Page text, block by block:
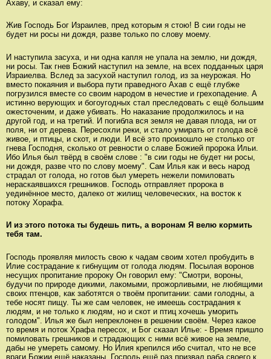
Ахаву, и сказал ему:
Жив Господь Бог Израилев, пред которым я стою! В сии годы не
будет ни росы ни дождя, разве только по слову моему.
И наступила засуха, и ни одна капля не упала на землю, ни дождя,
ни росы. Так гнев Божий наступил на земле, на всех подданных царя
Израиелва. Вслед за засухой наступил голод, из за неурожая. Но
вместо покаяния и выбора пути праведного Ахав с ещё глубже
погрузился вместе со своим народом в нечестие и грехопадение. А
истинно верующих и богоугодных стал преследовать с ещё большим
ожесточеним, и даже убивать. Но наказание продолжилось и на
другой год, и на третий. И погибла вся земля не давая плода, ни от
поля, ни от дерева. Пересохли реки, и стало умирать от голода всё
живое, и птицы, и скот, и люди. И всё это произошло не столько от
гнева Господня, сколько от ревности о славе Божией пророка Ильи.
Ибо Илья был твёрд в своём слове : "в сии годы не будет ни росы,
ни дождя, разве что по слову моему". Сам Илья как и весь народ
страдал от голода, но готов был умереть нежели помиловать
нераскаявшихся грешников. Господь отправляет пророка в
уединённое место, далеко от жилищ человеческих, на восток к
потоку Хорафа.
И из этого потока ты будешь пить, а воронам Я велю кормить
тебя там.
Господь проявляя милость свою к чадам своим хотел пробудить в
Илие сострадание к гибнущим от голода людям. Посылая воронов
несущих пропитание пророку Он говорил ему: "Смотри, вороны,
будучи по природе дикими, лакомыми, прожорливыми, не любящими
своих птенцов, как заботятся о твоём пропитании: сами голодны, а
тебе носят пищу. Ты же сам человек, не имеешь сострадания к
людям, и не только к людям, но и скот и птиц хочешь уморить
голодом". Илья же был непреклонен в решении своём. Через какое
то время и поток Храфа пересох, и Бог сказал Илье: - Время пришло
помиловать грешников и страдающих с ними всё живое на земле,
дабы не умереть самому. Но Илия крепился ибо считал, что не все
враги Божии ещё наказаны. Господь ещё раз призвал раба своего к